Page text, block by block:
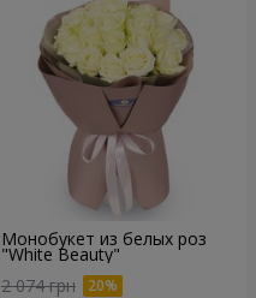
Монобукет из белых роз
"White Beauty"
2 074 грн